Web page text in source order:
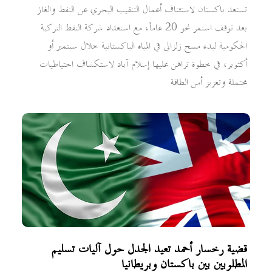
تستعد باكستان لاستئناف أعمال التنقيب البحري عن النفط والغاز
بعد توقف استمر نحو 20 عاماً، مع استعداد شركة النفط التركية
الحكومية لبدء مسح زلزالي في المياه الباكستانية خلال سبتمبر أو
أكتوبر، في خطوة تراهن عليها إسلام آباد لاستكشاف احتياطيات
محتملة وتعزيز أمن الطاقة
قضية رخسار أحمد تعيد الجدل حول آليات تسليم
المطلوبين بين باكستان وبريطانيا